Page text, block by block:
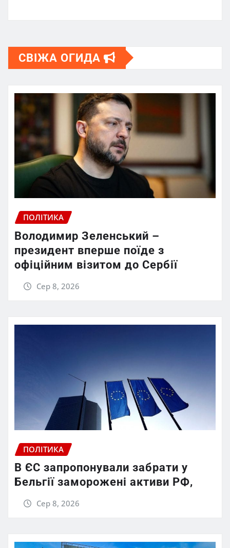
СВІЖА ОГИДА
ПОЛІТИКА
Володимир Зеленський –
президент вперше поїде з
офіційним візитом до Сербії
Сер 8, 2026
ПОЛІТИКА
В ЄС запропонували забрати у
Бельгії заморожені активи РФ,
Сер 8, 2026